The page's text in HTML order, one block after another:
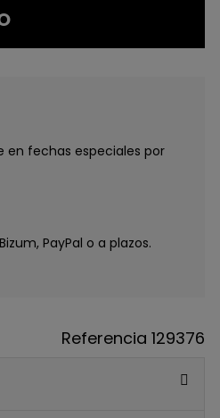
en fechas especiales por
PayPal o a plazos.
Referencia 129376